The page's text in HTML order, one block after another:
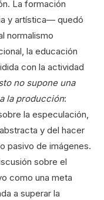
La formación
y artística— quedó
normalismo
la educación
con la actividad
no supone una
la producción:
la especulación,
y del hacer
pasivo de imágenes.
sobre el
como una meta
a superar la